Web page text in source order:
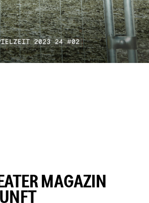
MAGAZIN